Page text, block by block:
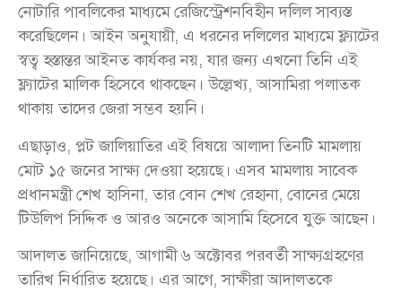
নোটারি পাবলিকের মাধ্যমে রেজিস্ট্রেশনবিহীন দলিল সাব্যস্ত
করেছিলেন। আইন অনুযায়ী, এ ধরনের দলিলের মাধ্যমে ফ্ল্যাটের
স্বত্ব হস্তান্তর আইনত কার্যকর নয়, যার জন্য এখনো তিনি এই
ফ্ল্যাটের মালিক হিসেবে থাকছেন। উল্লেখ্য, আসামিরা পলাতক
থাকায় তাদের জেরা সম্ভব হয়নি।
এছাড়াও, প্লট জালিয়াতির এই বিষয়ে আলাদা তিনটি মামলায়
মোট ১৫ জনের সাক্ষ্য দেওয়া হয়েছে। এসব মামলায় সাবেক
প্রধানমন্ত্রী শেখ হাসিনা, তার বোন শেখ রেহানা, বোনের মেয়ে
টিউলিপ সিদ্দিক ও আরও অনেকে আসামি হিসেবে যুক্ত আছেন।
আদালত জানিয়েছে, আগামী ৬ অক্টোবর পরবর্তী সাক্ষ্যগ্রহণের
তারিখ নির্ধারিত হয়েছে। এর আগে, সাক্ষীরা আদালতকে